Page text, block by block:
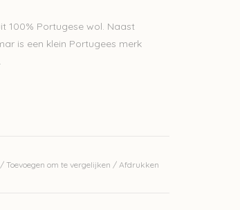
100% Portugese wol. Naast
is een klein Portugees merk
/ Toevoegen om te vergelijken / Afdrukken